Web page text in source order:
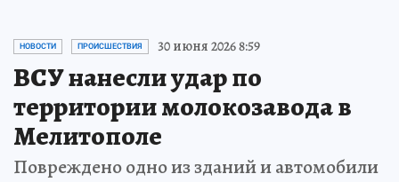
НОВОСТИ ПРОИСШЕСТВИЯ 30 июня 2026 8:59
ВСУ нанесли удар по
территории молокозавода в
Мелитополе
Повреждено одно из зданий и автомобили